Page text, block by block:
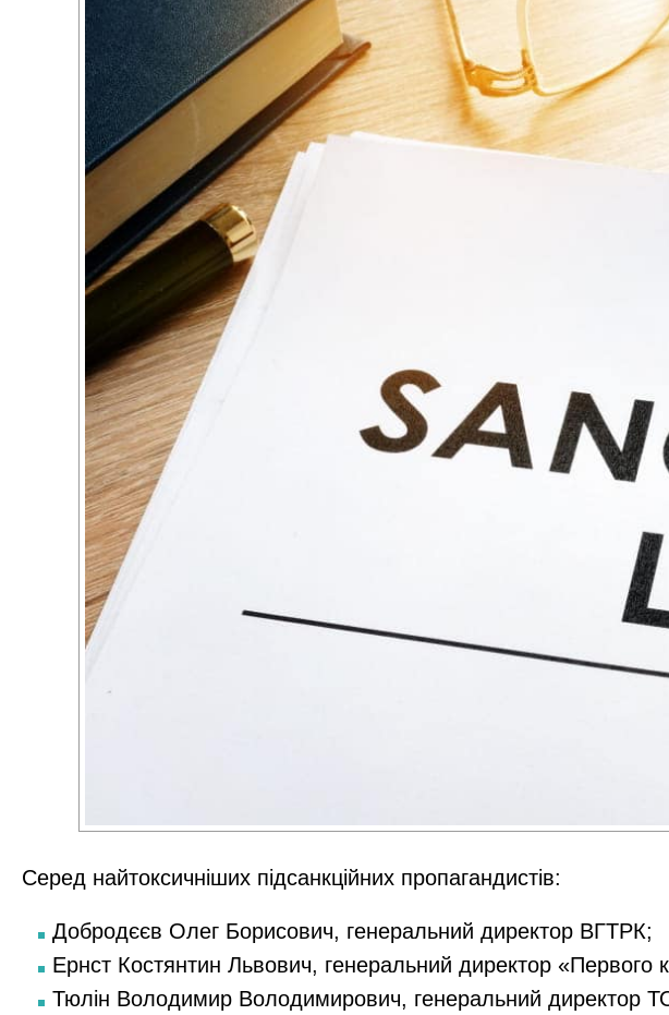
Серед найтоксичніших підсанкційних пропагандистів:
Добродєєв Олег Борисович, генеральний директор ВГТРК;
Ернст Костянтин Львович, генеральний директор «Первого
Тюлін Володимир Володимирович, генеральний директор